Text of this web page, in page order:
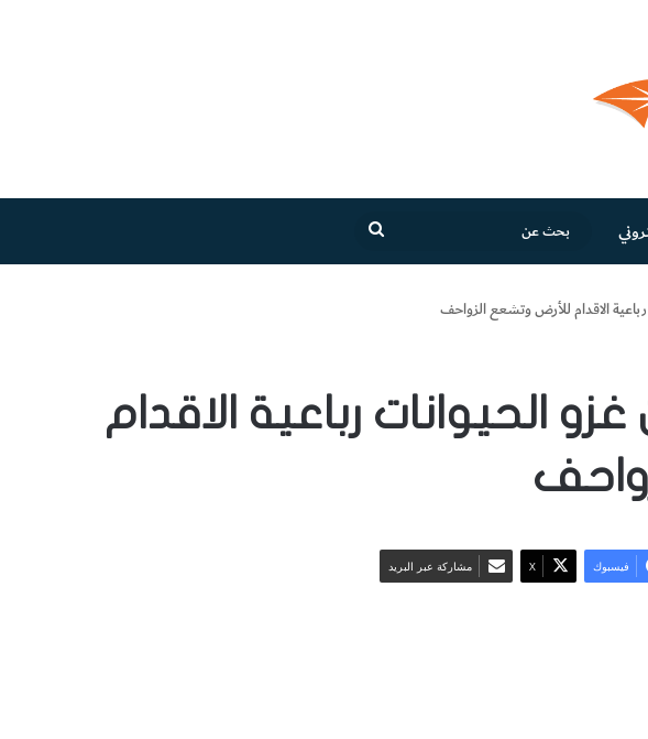
عن
الاقدام للأرض وتشعع الزواحف
الحيوانات رباعية الاقدام
فيسبوك ‫X مشاركة عبر البريد